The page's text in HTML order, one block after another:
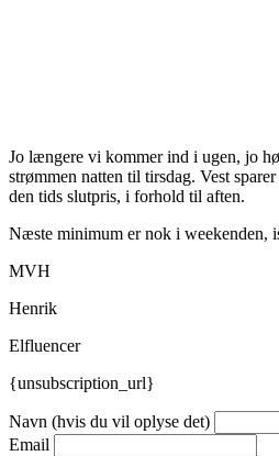
Jo længere vi kommer ind i ugen, jo
strømmen natten til tirsdag. Vest
den tids slutpris, i forhold til aften.
Næste minimum er nok i weekenden,
MVH
Henrik
Elfluencer
{unsubscription_url}
Navn (hvis du vil oplyse det)
Email